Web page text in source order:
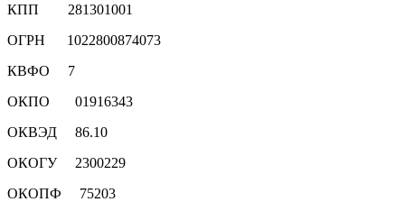
КПП 281301001
ОГРН 1022800874073
КВФО 7
ОКПО 01916343
ОКВЭД 86.10
ОКОГУ 2300229
ОКОПФ 75203